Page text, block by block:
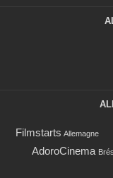
Filmstarts Allemagne
AdoroCinema